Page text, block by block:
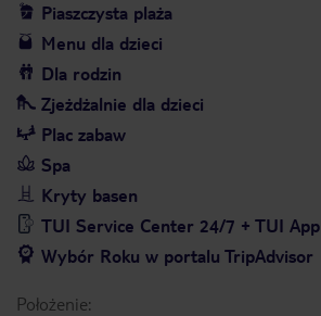
Piaszczysta plaża
Menu dla dzieci
Dla rodzin
Zjeżdżalnie dla dzieci
Plac zabaw
Spa
Kryty basen
TUI Service Center 24/7 + TUI App
Wybór Roku w portalu TripAdvisor
Położenie: